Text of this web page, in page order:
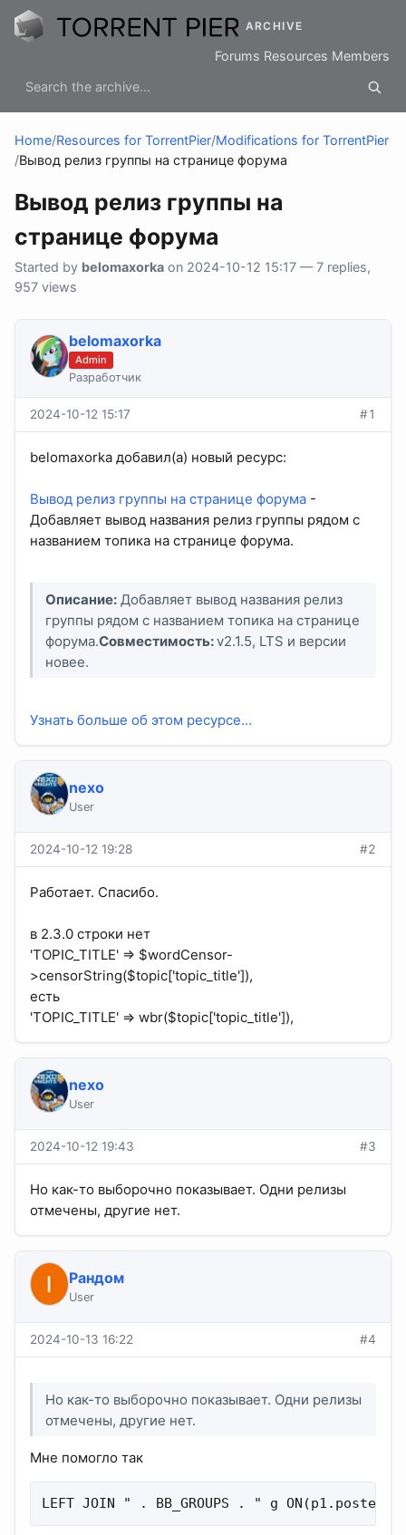
ARCHIVE
Forums Resources Members
Home/Resources for TorrentPier/Modifications for TorrentPier
/Вывод релиз группы на странице форума
Вывод релиз группы на
странице форума
Started by belomaxorka on 2024-10-12 15:17 — 7 replies,
957 views
belomaxorka
Admin
Разработчик
2024-10-12 15:17 #1
belomaxorka добавил(а) новый ресурс:
Вывод релиз группы на странице форума -
Добавляет вывод названия релиз группы рядом с
названием топика на странице форума.
Описание: Добавляет вывод названия релиз
группы рядом с названием топика на странице
форума.Совместимость:v2.1.5, LTS и версии
новее.
Узнать больше об этом ресурсе...
nexo
User
2024-10-12 19:28 #2
Работает. Спасибо.
в 2.3.0 строки нет
'TOPIC_TITLE' => $wordCensor-
>censorString($topic['topic_title']),
есть
'TOPIC_TITLE' => wbr($topic['topic_title']),
nexo
User
2024-10-12 19:43 #3
Но как-то выборочно показывает. Одни релизы
отмечены, другие нет.
Рандом
User
2024-10-13 16:22 #4
Но как-то выборочно показывает. Одни релизы
отмечены, другие нет.
Мне помогло так
LEFT JOIN " . BB_GROUPS . " g